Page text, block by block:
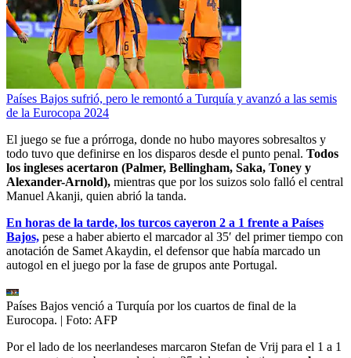
Países Bajos sufrió, pero le remontó a Turquía y avanzó a las semis
de la Eurocopa 2024
El juego se fue a prórroga, donde no hubo mayores sobresaltos y
todo tuvo que definirse en los disparos desde el punto penal. Todos
los ingleses acertaron (Palmer, Bellingham, Saka, Toney y
Alexander-Arnold), mientras que por los suizos solo falló el central
Manuel Akanji, quien abrió la tanda.
En horas de la tarde, los turcos cayeron 2 a 1 frente a Países
Bajos, pese a haber abierto el marcador al 35′ del primer tiempo con
anotación de Samet Akaydin, el defensor que había marcado un
autogol en el juego por la fase de grupos ante Portugal.
Países Bajos venció a Turquía por los cuartos de final de la
Eurocopa. | Foto: AFP
Por el lado de los neerlandeses marcaron Stefan de Vrij para el 1 a 1